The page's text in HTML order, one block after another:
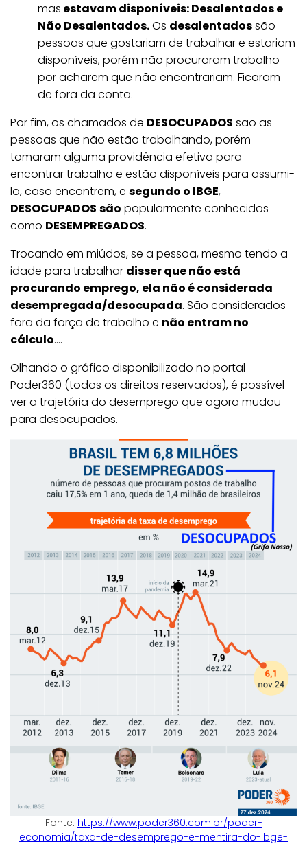
mas estavam disponíveis: Desalentados e
Não Desalentados.Os desalentadossão
pessoas que gostariam de trabalhar e estariam
disponíveis, porém não procuraram trabalho
por acharem que não encontrariam. Ficaram
de fora da conta.
Por fim, os chamados de DESOCUPADOS são as
pessoas que não estão trabalhando, porém
tomaram alguma providência efetiva para
encontrar trabalho e estão disponíveis para assumi-
lo, caso encontrem, e segundo o IBGE,
DESOCUPADOS são popularmente conhecidos
como DESEMPREGADOS.
Trocando em miúdos, se a pessoa, mesmo tendo a
idade para trabalhar disser que não está
procurando emprego, ela não é considerada
desempregada/desocupada. São considerados
fora da força de trabalho e não entram no
cálculo….
Olhando o gráfico disponibilizado no portal
Poder360 (todos os direitos reservados), é possível
ver a trajetória do desemprego que agora mudou
para desocupados.
Fonte: https://www.poder360.com.br/poder-
economia/taxa-de-desemprego-e-mentira-do-ibge-